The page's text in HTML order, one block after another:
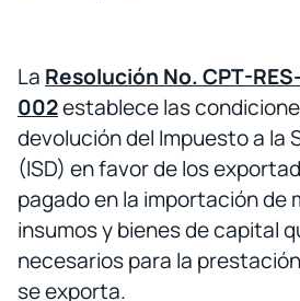
La Resolución No. CPT-
002establece las
devolución del Impuesto a la
(ISD) en favor de los
pagado en la importación de
insumos y bienes de capital
necesarios para la
se exporta.